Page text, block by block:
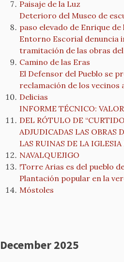
Paisaje de la Luz
Deterioro del Museo de
paso elevado de Enrique
Entorno Escorial denuncia
tramitación de las obras
Camino de las Eras
El Defensor del Pueblo se
reclamación de los vecinos
Delicias
INFORME TÉCNICO:
DEL RÓTULO DE
ADJUDICADAS LAS OBRAS
LAS RUINAS DE LA
NAVALQUEJIGO
!Torre Arias es del pueblo
Plantación popular en la
Móstoles
December 2025